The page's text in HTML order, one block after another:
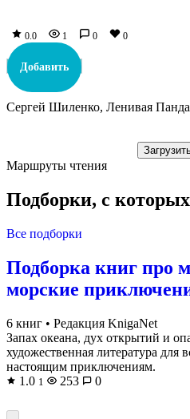
0.0 1 0 0
Добавить
Сергей Шиленко, Ленивая Панда
Маршруты чтения
Подборки, с
Все подборки
Подборка книг про
морские
6 книг • Редакция KnigaNet
Запах океана, дух открытий и
художественная литература для
настоящим приключениям.
1.0 1 253 0